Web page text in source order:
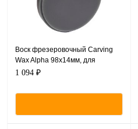
Воск фрезеровочный Carving
Wax Alpha 98х14мм, для
Базовой системы - CAM/CAM
1 094 ₽